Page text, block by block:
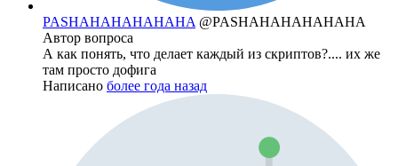
PASHAHAHAHAHAHA @PASHAHAHAHAHAHA
Автор вопроса
А как понять, что делает каждый из скриптов?.... их же
там просто дофига
Написано более года назад